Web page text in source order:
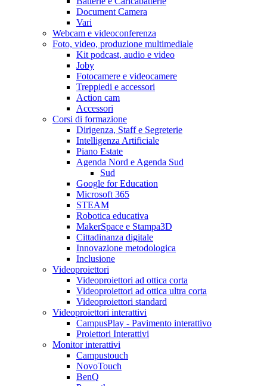
Document Camera
Vari
Webcam e videoconferenza
Foto, video, produzione multimediale
Kit podcast, audio e video
Joby
Fotocamere e videocamere
Treppiedi e accessori
Action cam
Accessori
Corsi di formazione
Dirigenza, Staff e Segreterie
Intelligenza Artificiale
Piano Estate
Agenda Nord e Agenda Sud
Sud
Google for Education
Microsoft 365
STEAM
Robotica educativa
MakerSpace e Stampa3D
Cittadinanza digitale
Innovazione metodologica
Inclusione
Videoproiettori
Videoproiettori ad ottica corta
Videoproiettori ad ottica ultra corta
Videoproiettori standard
Videoproiettori interattivi
CampusPlay - Pavimento interattivo
Proiettori Interattivi
Monitor interattivi
Campustouch
NovoTouch
BenQ